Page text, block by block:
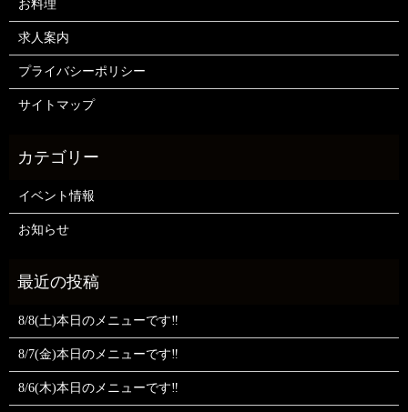
お料理
求人案内
プライバシーポリシー
サイトマップ
イベント情報
お知らせ
8/8(土)本日のメニューです‼️
8/7(金)本日のメニューです‼️
8/6(木)本日のメニューです‼️